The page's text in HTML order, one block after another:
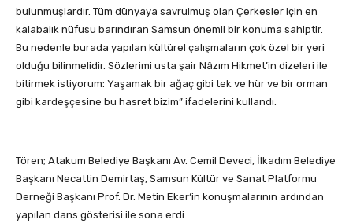
bulunmuşlardır. Tüm dünyaya savrulmuş olan Çerkesler için en
kalabalık nüfusu barındıran Samsun önemli bir konuma sahiptir.
Bu nedenle burada yapılan kültürel çalışmaların çok özel bir yeri
olduğu bilinmelidir. Sözlerimi usta şair Nâzım Hikmet’in dizeleri ile
bitirmek istiyorum: Yaşamak bir ağaç gibi tek ve hür ve bir orman
gibi kardeşçesine bu hasret bizim” ifadelerini kullandı.
Tören; Atakum Belediye Başkanı Av. Cemil Deveci, İlkadım Belediye
Başkanı Necattin Demirtaş, Samsun Kültür ve Sanat Platformu
Derneği Başkanı Prof. Dr. Metin Eker‘in konuşmalarının ardından
yapılan dans gösterisi ile sona erdi.